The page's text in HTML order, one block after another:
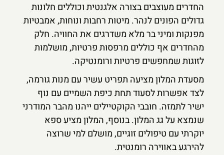
החדרים מעוצבים בצורה אלגנטית וכוללים חלונות
גדולים הפונים לנהר. מיטות רחבות ונוחות, אמבטיות
מפנקות ומיני בר מלא משדרגים את החוויה. חלק
מהחדרים אף כוללים מרפסות פרטיות, מושלמות
לזוגות שמחפשים פרטיות ורומנטיקה.
מסעדת המלון מציעה תפריט עשיר עם מנות גורמה,
לצד אפשרות לסעוד תחת כיפת השמיים עם נוף
ישיר לתמזה. חובבי הקוקטיילים ייהנו מהבר המודרני
שנמצא על גג המלון. בנוסף, המלון מציע ספא
יוקרתי עם טיפולים זוגיים, מושלם למי שרוצה
להירגע באווירה רומנטית.